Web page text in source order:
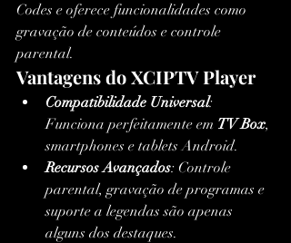
Codes e oferece funcionalidades como
gravação de conteúdos e controle
parental.
Vantagens do XCIPTV Player
Compatibilidade Universal:
Funciona perfeitamente em TV Box,
smartphones e tablets Android.
Recursos Avançados: Controle
parental, gravação de programas e
suporte a legendas são apenas
alguns dos destaques.